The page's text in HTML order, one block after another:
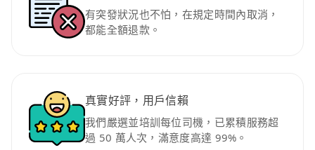
有突發狀況也不怕，在規定時間內取消，
都能全額退款。
真實好評，用戶信賴
我們嚴選並培訓每位司機，已累積服務超
過 50 萬人次，滿意度高達 99%。